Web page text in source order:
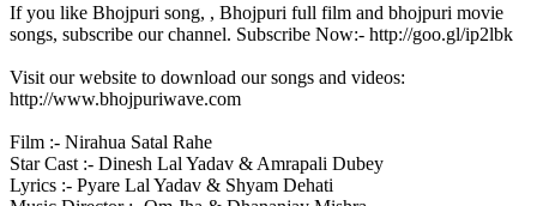
If you like Bhojpuri song, , Bhojpuri full film and bhojpuri movie
songs, subscribe our channel. Subscribe Now:- http://goo.gl/ip2lbk
Visit our website to download our songs and videos:
http://www.bhojpuriwave.com
Film :- Nirahua Satal Rahe
Star Cast :- Dinesh Lal Yadav & Amrapali Dubey
Lyrics :- Pyare Lal Yadav & Shyam Dehati